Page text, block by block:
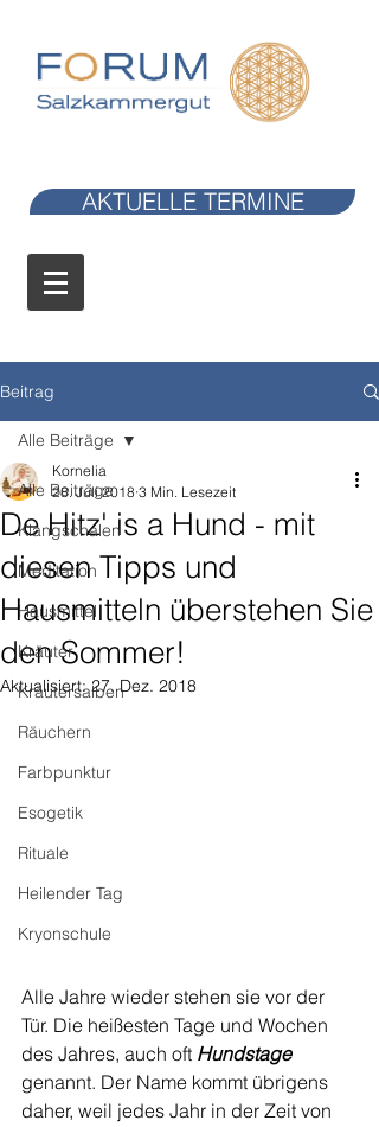
AKTUELLE TERMINE
Beitrag
Alle Beiträge
Klangschalen
Meditation
Hausmittel
Kräuter
Kräutersalben
Räuchern
Farbpunktur
Esogetik
Rituale
Heilender Tag
Kryonschule
Alle Beiträge
De Hitz' is a Hund - mit
diesen Tipps und
Hausmitteln überstehen Sie
den Sommer!
Kornelia
28. Juli 2018 3 Min. Lesezeit
Aktualisiert:27. Dez. 2018
Alle Jahre wieder stehen sie vor der
Tür. Die heißesten Tage und Wochen
des Jahres, auch oft Hundstage
genannt. Der Name kommt übrigens
daher, weil jedes Jahr in der Zeit von